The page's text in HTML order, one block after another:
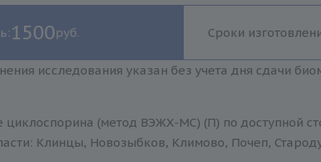
1500руб. Сроки
исследования указан без учета дня сдачи
(метод ВЭЖХ-МС) (П) по доступной
Клинцы, Новозыбков, Климово, Почеп,